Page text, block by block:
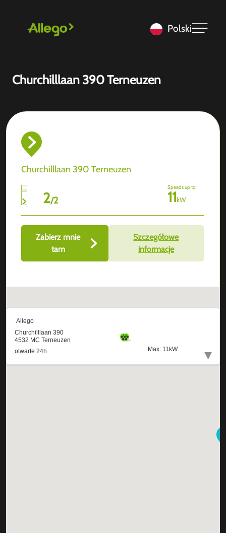
Polski
Churchilllaan 390 Terneuzen
Churchilllaan 390 Terneuzen
2/2
Speeds up to
11kW
Zabierz mnie
tam
Szczegółowe
informacje